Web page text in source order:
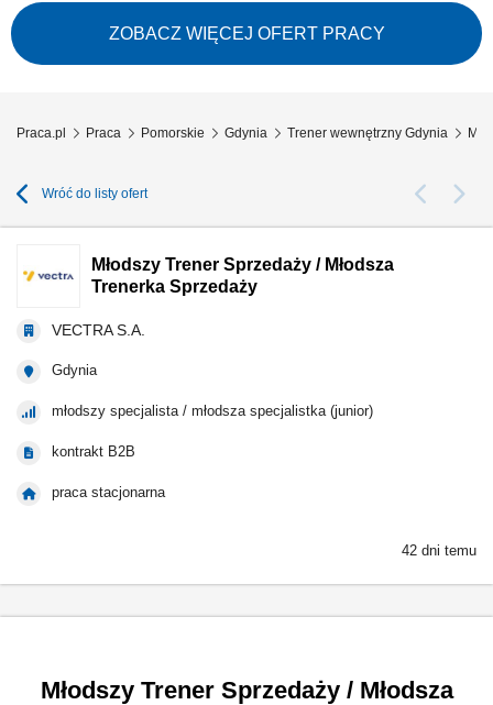
obszaru sprzedaży i obsługi; Przygotowanie i prowadzenie szkoleń,
warsztatów z zakresu jakości, sprzedaży, kompetencji na podstawie
zbadanych potrzeb; Monitorowanie efektów prowadzonych działań;
Wsparcie zespołów w rozwoju...
ZOBACZ WIĘCEJ OFERT PRACY
Praca.pl Praca Pomorskie Gdynia Trener wewnętrzny Gdynia
Wróć do listy ofert
Młodszy Trener Sprzedaży / Młodsza
Trenerka Sprzedaży
VECTRA S.A.
Gdynia
młodszy specjalista / młodsza specjalistka (junior)
kontrakt B2B
praca stacjonarna
42 dni temu
Młodszy Trener Sprzedaży / Młodsza